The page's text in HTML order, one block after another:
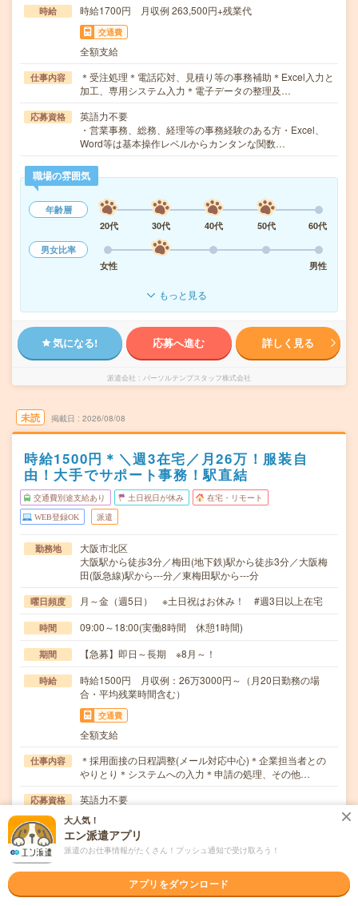
時給 時給1700円 月収例 263,500円+残業代
交通費
全額支給
仕事内容
＊受注処理＊電話応対、見積り等の事務補助＊Excel入力と
加工、専用システム入力＊電子データの整理及…
応募資格
英語力不要
・営業事務、総務、経理等の事務経験のある方・Excel、
Word等は基本操作レベルからカンタンな関数…
職場の雰囲気
年齢層
20代
30代 40代 50代
60代
男女比率
女性
男性
もっと見る
気になる! 応募へ進む 詳しく見る
派遣会社 パーソルテンプスタッフ株式会社
未読 掲載日 2026/08/08
時給1500円＊＼週3在宅／月26万！服装自
由！大手でサポート事務！駅直結
交通費別途支給あり 土日祝日が休み 在宅・リモート
WEB登録OK 派遣
勤務地
大阪市北区
大阪駅から徒歩3分／梅田(地下鉄)駅から徒歩3分／大阪梅
田(阪急線)駅から---分／東梅田駅から---分
曜日頻度 月～金（週5日） ※土日祝はお休み！ #週3日以上在宅
時間 09:00～18:00(実働8時間 休憩1時間)
期間 【急募】即日～長期 ※8月～！
時給
時給1500円 月収例：26万3000円～（月20日勤務の場
合・平均残業時間含む）
交通費
全額支給
仕事内容
＊採用面接の日程調整(メール対応中心)＊企業担当者との
やりとり＊システムへの入力＊申請の処理、その他…
応募資格
英語力不要
験がある方！自宅にWi-Fi環境のある方（在宅…
職場の雰囲気
年齢層
大人気！
エン派遣アプリ
派遣のお仕事情報がたくさん！プッシュ通知で受け取ろう！
アプリをダウンロード